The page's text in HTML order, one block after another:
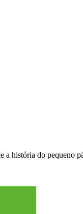
história do pequeno